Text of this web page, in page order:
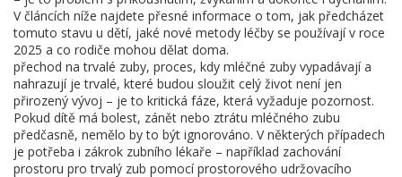
V článcích níže najdete přesné informace o tom, jak předcházet
tomuto stavu u dětí, jaké nové metody léčby se používají v roce
2025 a co rodiče mohou dělat doma.
přechod na trvalé zuby, proces, kdy mléčné zuby vypadávají a
nahrazují je trvalé, které budou sloužit celý život není jen
přirozený vývoj – je to kritická fáze, která vyžaduje pozornost.
Pokud dítě má bolest, zánět nebo ztrátu mléčného zubu
předčasně, nemělo by to být ignorováno. V některých případech
je potřeba i zákrok zubního lékaře – například zachování
prostoru pro trvalý zub pomocí prostorového udržovacího